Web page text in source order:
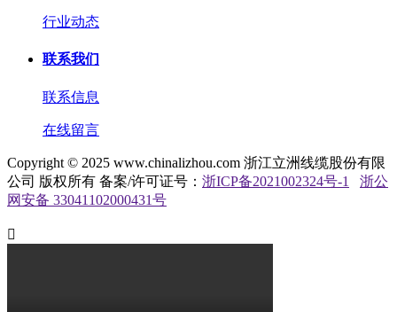
行业动态
联系我们
联系信息
在线留言
Copyright © 2025 www.chinalizhou.com 浙江立洲线缆股份有限
公司 版权所有 备案/许可证号： 浙ICP备2021002324号-1
浙公
网安备 33041102000431号
